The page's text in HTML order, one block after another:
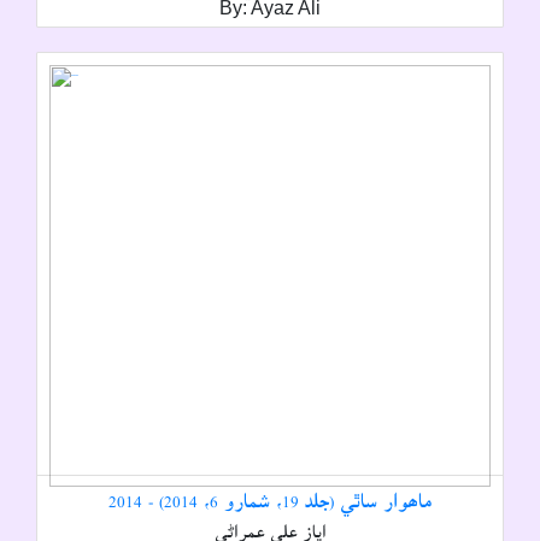
By: Ayaz Ali
ماھوار ساٿي (جلد 19، شمارو 6، 2014) - 2014
اياز علي عمراڻي